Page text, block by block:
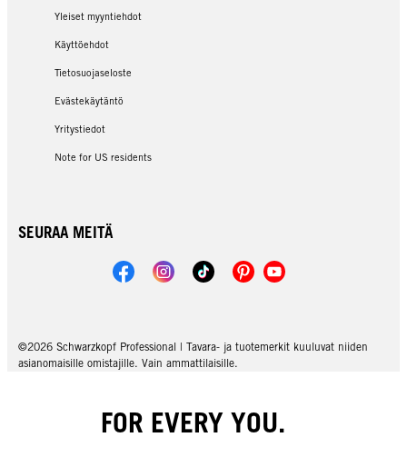
Yleiset myyntiehdot
Käyttöehdot
Tietosuojaseloste
Evästekäytäntö
Yritystiedot
Note for US residents
SEURAA MEITÄ
©2026 Schwarzkopf Professional | Tavara- ja tuotemerkit kuuluvat niiden
asianomaisille omistajille. Vain ammattilaisille.
FOR EVERY YOU.